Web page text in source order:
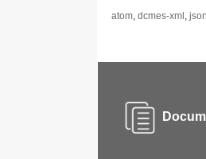
atom, dcmes-xml , json